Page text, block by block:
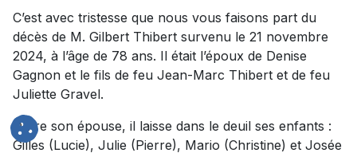
C’est avec tristesse que nous vous faisons part du
décès de M. Gilbert Thibert survenu le 21 novembre
2024, à l’âge de 78 ans. Il était l’époux de Denise
Gagnon et le fils de feu Jean-Marc Thibert et de feu
Juliette Gravel.
Outre son épouse, il laisse dans le deuil ses enfants :
Gilles (Lucie), Julie (Pierre), Mario (Christine) et Josée